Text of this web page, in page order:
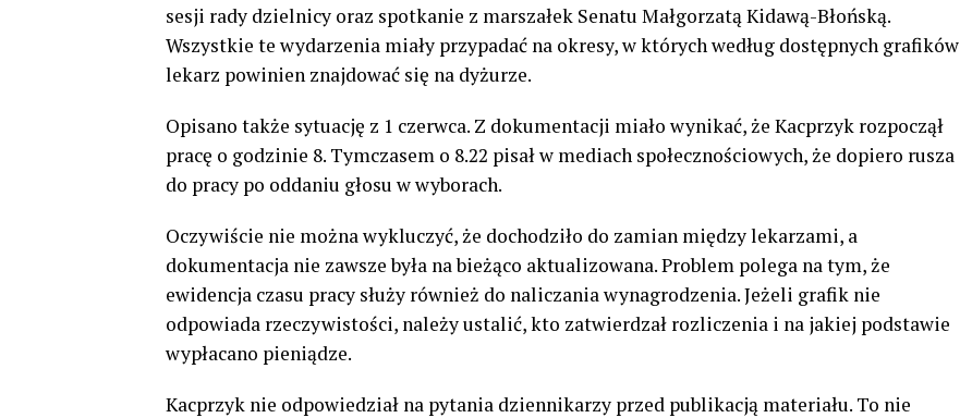
sesji rady dzielnicy oraz spotkanie z marszałek Senatu Małgorzatą Kidawą-Błońską.
Wszystkie te wydarzenia miały przypadać na okresy, w których według dostępnych grafików
lekarz powinien znajdować się na dyżurze.
Opisano także sytuację z 1 czerwca. Z dokumentacji miało wynikać, że Kacprzyk rozpoczął
pracę o godzinie 8. Tymczasem o 8.22 pisał w mediach społecznościowych, że dopiero rusza
do pracy po oddaniu głosu w wyborach.
Oczywiście nie można wykluczyć, że dochodziło do zamian między lekarzami, a
dokumentacja nie zawsze była na bieżąco aktualizowana. Problem polega na tym, że
ewidencja czasu pracy służy również do naliczania wynagrodzenia. Jeżeli grafik nie
odpowiada rzeczywistości, należy ustalić, kto zatwierdzał rozliczenia i na jakiej podstawie
wypłacano pieniądze.
Kacprzyk nie odpowiedział na pytania dziennikarzy przed publikacją materiału. To nie